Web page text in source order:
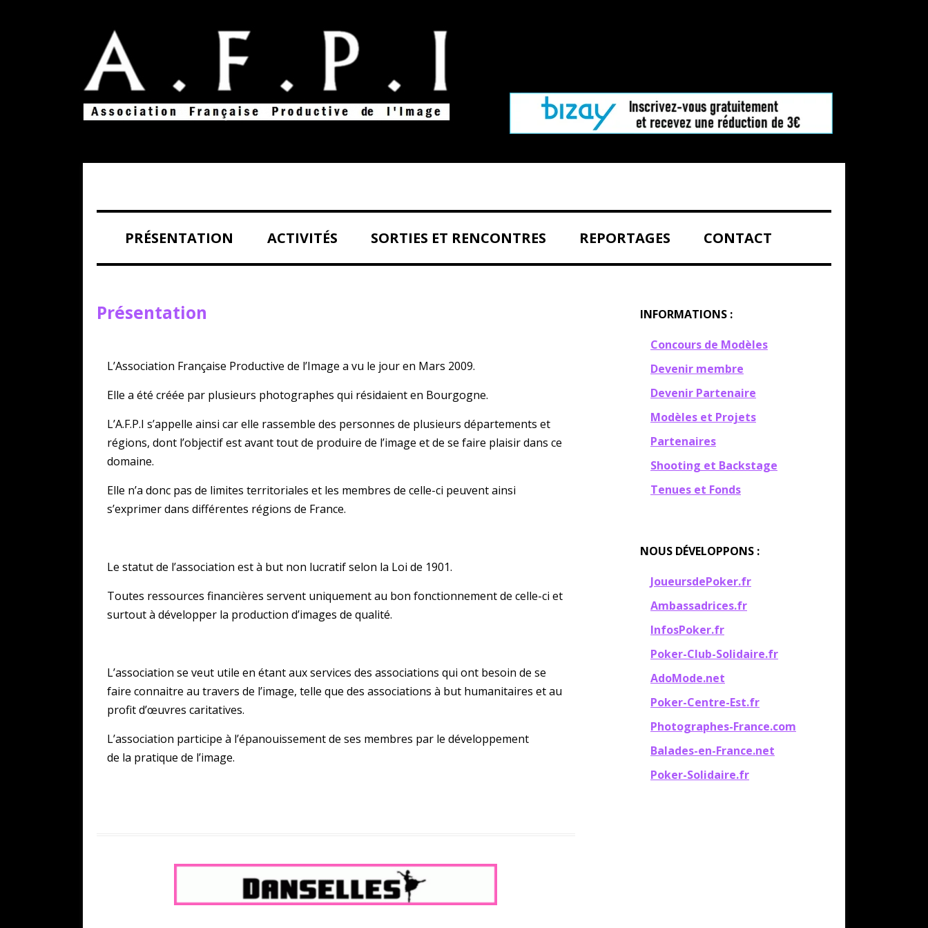
A.F.P.I Aller au contenu principal
PRÉSENTATION ACTIVITÉS SORTIES ET RENCONTRES REPORTAGES CONTACT
Présentation
L’Association Française Productive de l’Image a vu le jour en Mars 2009.
Elle a été créée par plusieurs photographes qui résidaient en Bourgogne.
L’A.F.P.I s’appelle ainsi car elle rassemble des personnes de plusieurs départements et
régions, dont l’objectif est avant tout de produire de l’image et de se faire plaisir dans ce
domaine.
Elle n’a donc pas de limites territoriales et les membres de celle-ci peuvent ainsi
s’exprimer dans différentes régions de France.
Le statut de l’association est à but non lucratif selon la Loi de 1901.
Toutes ressources financières servent uniquement au bon fonctionnement de celle-ci et
surtout à développer la production d’images de qualité.
L’association se veut utile en étant aux services des associations qui ont besoin de se
faire connaitre au travers de l’image, telle que des associations à but humanitaires et au
profit d’œuvres caritatives.
L’association participe à l’épanouissement de ses membres par le développement
de la pratique de l’image.
INFORMATIONS :
Concours de Modèles
Devenir membre
Devenir Partenaire
Modèles et Projets
Partenaires
Shooting et Backstage
Tenues et Fonds
NOUS DÉVELOPPONS :
JoueursdePoker.fr
Ambassadrices.fr
InfosPoker.fr
Poker-Club-Solidaire.fr
AdoMode.net
Poker-Centre-Est.fr
Photographes-France.com
Balades-en-France.net
Poker-Solidaire.fr